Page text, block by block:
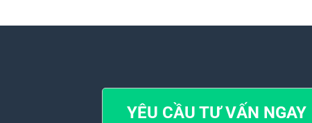
YÊU CẦU TƯ VẤN NGAY